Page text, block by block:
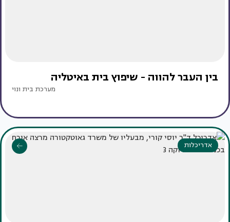
בין העבר להווה - שיפוץ בית באיטליה
מערכת בית ונוי
אדריכלות